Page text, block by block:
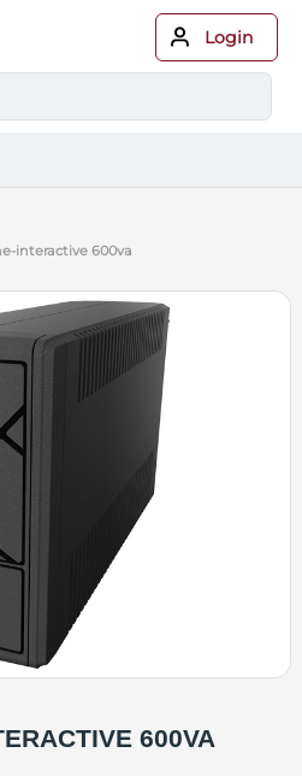
Login
interactive 600va
600VA